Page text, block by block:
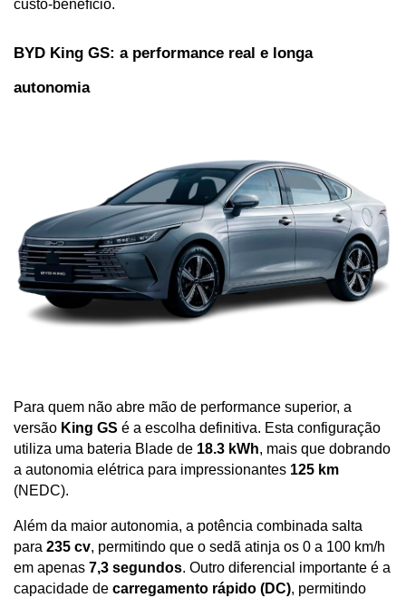
custo-benefício.
BYD King GS: a performance real e longa
autonomia
Para quem não abre mão de performance superior, a
versão King GS é a escolha definitiva. Esta configuração
utiliza uma bateria Blade de 18.3 kWh, mais que dobrando
a autonomia elétrica para impressionantes 125 km
(NEDC).
Além da maior autonomia, a potência combinada salta
para 235 cv, permitindo que o sedã atinja os 0 a 100 km/h
em apenas 7,3 segundos. Outro diferencial importante é a
capacidade de carregamento rápido (DC), permitindo